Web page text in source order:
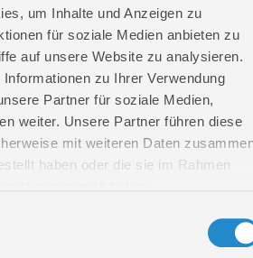
um Inhalte und Anzeigen zu
für soziale Medien anbieten zu
auf unsere Website zu analysieren.
zu Ihrer Verwendung
Partner für soziale Medien,
weiter. Unsere Partner führen diese
mit weiteren Daten
haben oder die sie im Rahmen
100 -
80 W
50 - 60
Hz
18 V
3000 mA
3 A
595 mm